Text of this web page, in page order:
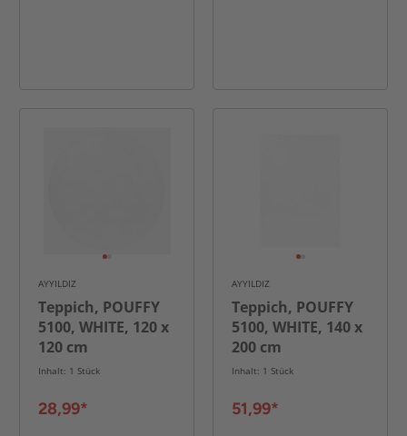
AYYILDIZ
Teppich, POUFFY
5100, WHITE, 120 x
120 cm
Inhalt: 1 Stück
28,99*
AYYILDIZ
Teppich, POUFFY
5100, WHITE, 140 x
200 cm
Inhalt: 1 Stück
51,99*